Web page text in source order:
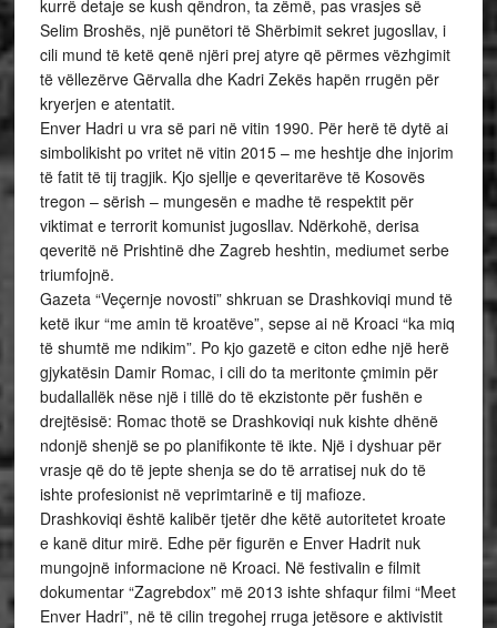
kurrë detaje se kush qëndron, ta zëmë, pas vrasjes së
Selim Broshës, një punëtori të Shërbimit sekret jugosllav, i
cili mund të ketë qenë njëri prej atyre që përmes vëzhgimit
të vëllezërve Gërvalla dhe Kadri Zekës hapën rrugën për
kryerjen e atentatit.
Enver Hadri u vra së pari në vitin 1990. Për herë të dytë ai
simbolikisht po vritet në vitin 2015 – me heshtje dhe injorim
të fatit të tij tragjik. Kjo sjellje e qeveritarëve të Kosovës
tregon – sërish – mungesën e madhe të respektit për
viktimat e terrorit komunist jugosllav. Ndërkohë, derisa
qeveritë në Prishtinë dhe Zagreb heshtin, mediumet serbe
triumfojnë.
Gazeta “Veçernje novosti” shkruan se Drashkoviqi mund të
ketë ikur “me amin të kroatëve”, sepse ai në Kroaci “ka miq
të shumtë me ndikim”. Po kjo gazetë e citon edhe një herë
gjykatësin Damir Romac, i cili do ta meritonte çmimin për
budallallëk nëse një i tillë do të ekzistonte për fushën e
drejtësisë: Romac thotë se Drashkoviqi nuk kishte dhënë
ndonjë shenjë se po planifikonte të ikte. Një i dyshuar për
vrasje që do të jepte shenja se do të arratisej nuk do të
ishte profesionist në veprimtarinë e tij mafioze.
Drashkoviqi është kalibër tjetër dhe këtë autoritetet kroate
e kanë ditur mirë. Edhe për figurën e Enver Hadrit nuk
mungojnë informacione në Kroaci. Në festivalin e filmit
dokumentar “Zagrebdox” më 2013 ishte shfaqur filmi “Meet
Enver Hadri”, në të cilin tregohej rruga jetësore e aktivistit